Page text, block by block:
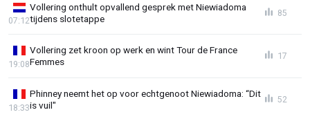
Vollering onthult opvallend gesprek met Niewiadoma
tijdens slotetappe
07:12
85
Vollering zet kroon op werk en wint Tour de France
Femmes
19:08
17
Phinney neemt het op voor echtgenoot Niewiadoma: “Dit
is vuil"
18:33
52